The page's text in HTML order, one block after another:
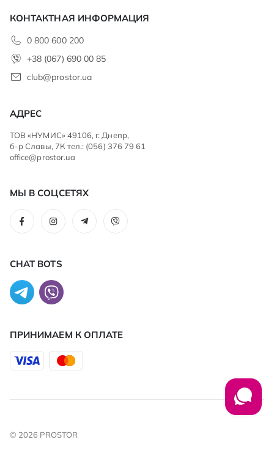
КОНТАКТНАЯ ИНФОРМАЦИЯ
0 800 600 200
+38 (067) 690 00 85
club@prostor.ua
АДРЕС
ТОВ «НУМИС» 49106, г. Днепр,
б-р Славы, 7К тел.: (056) 376 79 61
office@prostor.ua
МЫ В СОЦСЕТЯХ
CHAT BOTS
ПРИНИМАЕМ К ОПЛАТЕ
© 2026 PROSTOR